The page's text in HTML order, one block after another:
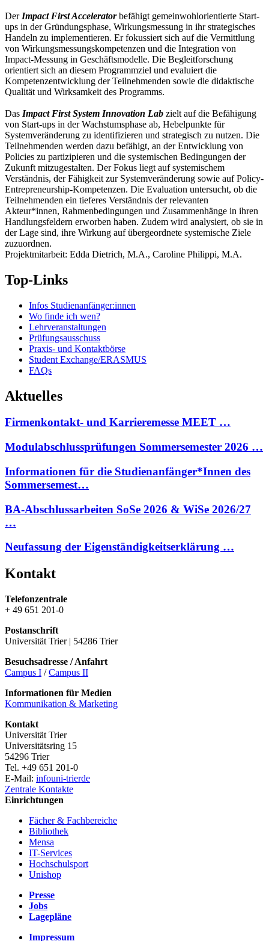
Der Impact First Acceleratorbefähigt gemeinwohlorientierte Start-
ups in der Gründungsphase, Wirkungsmessung in ihr strategisches
Handeln zu implementieren. Er fokussiert sich auf die Vermittlung
von Wirkungsmessungskompetenzen und die Integration von
Impact-Messung in Geschäftsmodelle. Die Begleitforschung
orientiert sich an diesem Programmziel und evaluiert die
Kompetenzentwicklung der Teilnehmenden sowie die didaktische
Qualität und Wirksamkeit des Programms.
Das Impact First System Innovation Lab zielt auf die Befähigung
von Start-ups in der Wachstumsphase ab, Hebelpunkte für
Systemveränderung zu identifizieren und strategisch zu nutzen. Die
Teilnehmenden werden dazu befähigt, an der Entwicklung von
Policies zu partizipieren und die systemischen Bedingungen der
Zukunft mitzugestalten. Der Fokus liegt auf systemischem
Verständnis, der Fähigkeit zur Systemveränderung sowie auf Policy-
Entrepreneurship-Kompetenzen. Die Evaluation untersucht, ob die
Teilnehmenden ein tieferes Verständnis der relevanten
Akteur*innen, Rahmenbedingungen und Zusammenhänge in ihren
Handlungsfeldern erworben haben. Zudem wird analysiert, ob sie in
der Lage sind, ihre Wirkung auf übergeordnete systemische Ziele
zuzuordnen.
Projektmitarbeit: Edda Dietrich, M.A., Caroline Philippi, M.A.
Top-Links
Infos Studienanfänger:innen
Wo finde ich wen?
Lehrveranstaltungen
Prüfungsausschuss
Praxis- und Kontaktbörse
Student Exchange/ERASMUS
FAQs
Aktuelles
Firmenkontakt- und Karrieremesse MEET …
Modulabschlussprüfungen Sommersemester 2026 …
Informationen für die Studienanfänger*Innen des
Sommersemest…
BA-Abschlussarbeiten SoSe 2026 & WiSe 2026/27
…
Neufassung der Eigenständigkeitserklärung …
Kontakt
Telefonzentrale
+ 49 651 201-0
Postanschrift
Universität Trier | 54286 Trier
Besuchsadresse / Anfahrt
Campus I /Campus II
Informationen für Medien
Kommunikation & Marketing
Kontakt
Universität Trier
Universitätsring 15
54296 Trier
Tel. +49 651 201-0
E-Mail: infouni-trierde
Zentrale Kontakte
Einrichtungen
Fächer & Fachbereiche
Bibliothek
Mensa
IT-Services
Hochschulsport
Unishop
Presse
Jobs
Lagepläne
Impressum